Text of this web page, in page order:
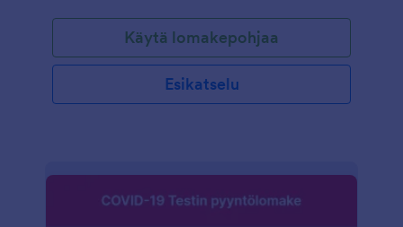
Käytä lomakepohjaa
Esikatselu